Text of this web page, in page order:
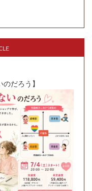
だろう】